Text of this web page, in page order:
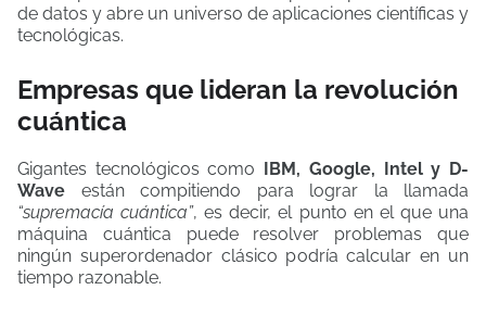
de datos y abre un universo de aplicaciones científicas y
tecnológicas.
Empresas que lideran la revolución
cuántica
Gigantes tecnológicos como
IBM, Google, Intel y D-
Wave están compitiendo para lograr la llamada
“supremacía cuántica”, es decir, el punto en el que una
máquina cuántica puede resolver problemas que
ningún superordenador clásico podría calcular en un
tiempo razonable.